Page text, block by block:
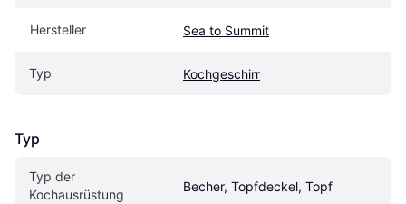
Hersteller Sea to Summit
Typ Kochgeschirr
Typ
Typ der
Kochausrüstung
Becher, Topfdeckel, Topf